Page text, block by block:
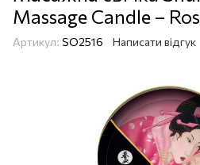
Massage Candle –
Артикул: SO2516 Написати відгук